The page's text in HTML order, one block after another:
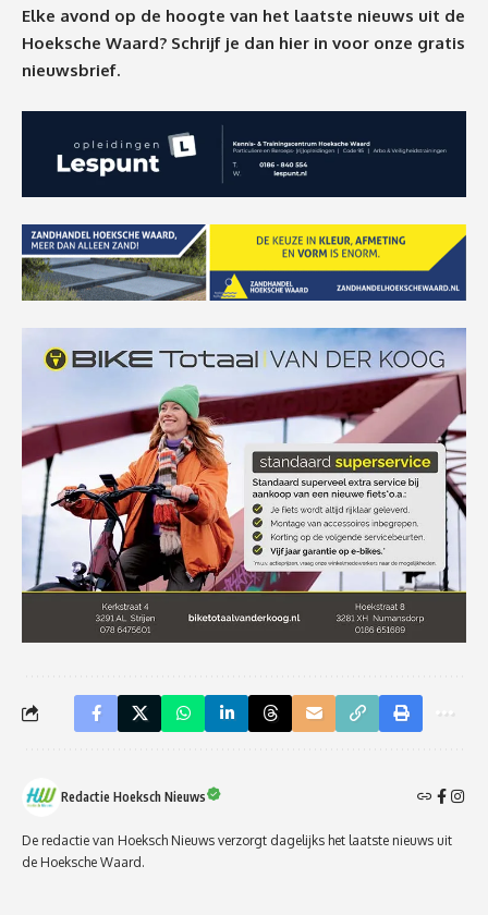
Elke avond op de hoogte van het laatste nieuws uit de
Hoeksche Waard? Schrijf je dan hier in voor onze gratis
nieuwsbrief.
Redactie Hoeksch Nieuws
De redactie van Hoeksch Nieuws verzorgt dagelijks het laatste nieuws uit
de Hoeksche Waard.